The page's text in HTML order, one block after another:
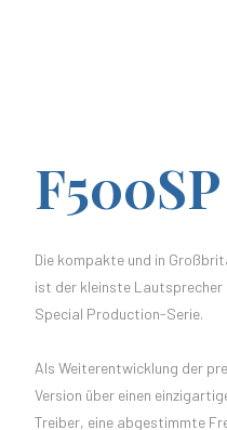
F500SP
Die kompakte und in
ist der kleinste
Special Production-Serie.
Als Weiterentwicklung der
Version über einen
Treiber, eine abgestimmte